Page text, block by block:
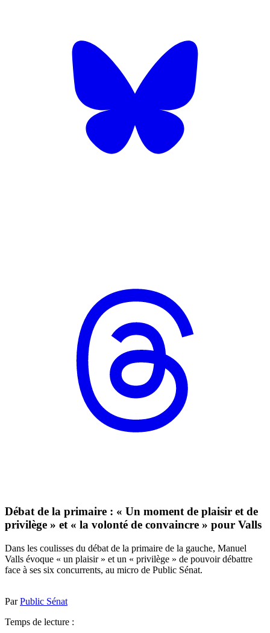
Débat de la primaire : « Un moment de plaisir et de
privilège » et « la volonté de convaincre » pour Valls
Dans les coulisses du débat de la primaire de la gauche, Manuel
Valls évoque « un plaisir » et un « privilège » de pouvoir débattre
face à ses six concurrents, au micro de Public Sénat.
ParPublic Sénat
Temps de lecture :